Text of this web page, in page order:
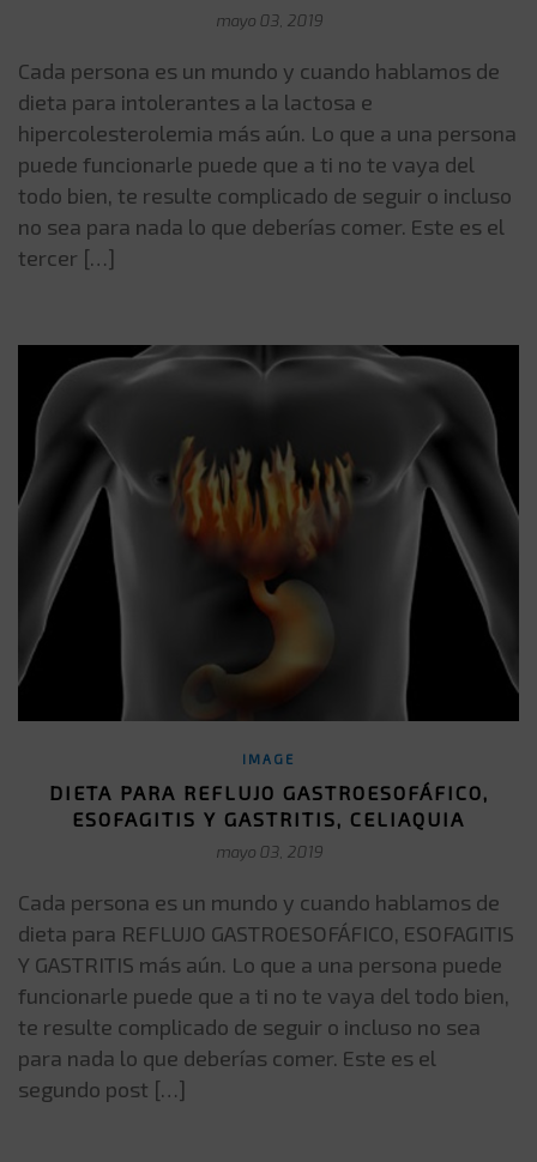
mayo 03, 2019
Cada persona es un mundo y cuando hablamos de
dieta para intolerantes a la lactosa e
hipercolesterolemia más aún. Lo que a una persona
puede funcionarle puede que a ti no te vaya del
todo bien, te resulte complicado de seguir o incluso
no sea para nada lo que deberías comer. Este es el
tercer […]
IMAGE
DIETA PARA REFLUJO GASTROESOFÁFICO,
ESOFAGITIS Y GASTRITIS, CELIAQUIA
mayo 03, 2019
Cada persona es un mundo y cuando hablamos de
dieta para REFLUJO GASTROESOFÁFICO, ESOFAGITIS
Y GASTRITIS más aún. Lo que a una persona puede
funcionarle puede que a ti no te vaya del todo bien,
te resulte complicado de seguir o incluso no sea
para nada lo que deberías comer. Este es el
segundo post […]